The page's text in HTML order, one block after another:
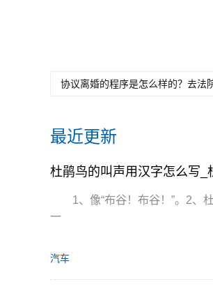
协议离婚的程序是怎么样的？去法
最近更新
杜鹃鸟的叫声用汉字怎么写_
1、像“布谷！布谷！”。2、
一
汽车